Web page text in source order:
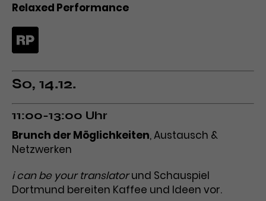
Relaxed Performance
So, 14.12.
11:00-13:00 Uhr
Brunch der Möglichkeiten, Austausch &
Netzwerken
i can be your translatorund Schauspiel
Dortmund bereiten Kaffee und Ideen vor.